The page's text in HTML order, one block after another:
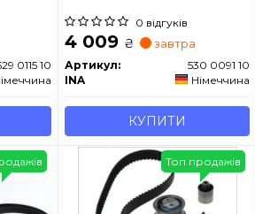
0115 10
0 відгуків
4 009 ₴ завтра
Артикул:
530 0091 10
INA
Німеччина
КУПИТИ
Топ продажів